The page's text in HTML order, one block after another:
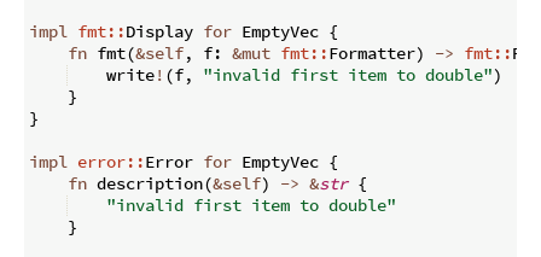
impl fmt::Display for EmptyVec {
fn fmt(&self, f: &mut fmt::Formatter) -> fmt::
    write
! (f, "invalid first item to double")
}
}
impl error::Error for EmptyVec {
fn description(&self) -> &str {
"invalid first item to double"
}